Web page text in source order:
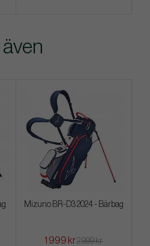
Mizuno BR-D3 2024 - Bärbag
1 999 kr2 999 kr